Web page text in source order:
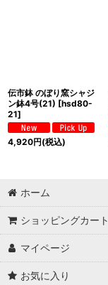
伝市鉢 のぼり窯シャジ
ン鉢4号(21) [hsd80-
21]
4,920円(税込)
ホーム
ショッピングカート
マイページ
お気に入り